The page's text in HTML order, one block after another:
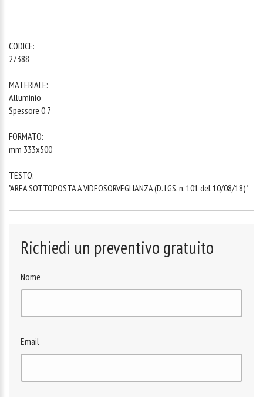
CODICE:
27388
MATERIALE:
Alluminio
Spessore 0,7
FORMATO:
mm 333x500
TESTO:
"AREA SOTTOPOSTA A VIDEOSORVEGLIANZA (D. LGS. n. 101 del 10/08/18)"
Richiedi un preventivo gratuito
Nome
Email